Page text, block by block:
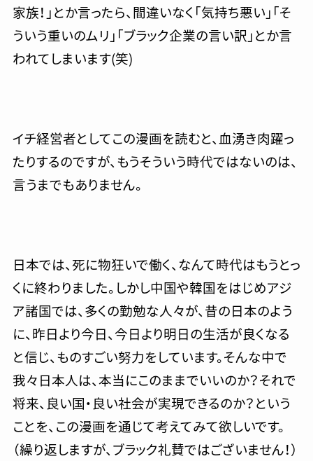
家族！」とか言ったら、間違いなく「気持ち悪い」「そ
ういう重いのムリ」「ブラック企業の言い訳」とか言
われてしまいます(笑)
イチ経営者としてこの漫画を読むと、血湧き肉躍っ
たりするのですが、もうそういう時代ではないのは、
言うまでもありません。
日本では、死に物狂いで働く、なんて時代はもうとっ
くに終わりました。しかし中国や韓国をはじめアジ
ア諸国では、多くの勤勉な人々が、昔の日本のよう
に、昨日より今日、今日より明日の生活が良くなる
と信じ、ものすごい努力をしています。そんな中で
我々日本人は、本当にこのままでいいのか？それで
将来、良い国・良い社会が実現できるのか？という
ことを、この漫画を通じて考えてみて欲しいです。
（繰り返しますが、ブラック礼賛ではございません！）